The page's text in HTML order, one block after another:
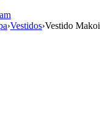
›Vestidos›Vestido Makoi